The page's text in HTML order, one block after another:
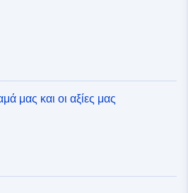
μας και οι αξίες μας